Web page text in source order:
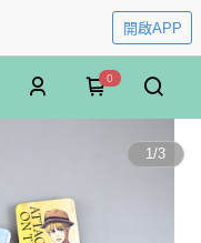
開啟APP
0
1/3